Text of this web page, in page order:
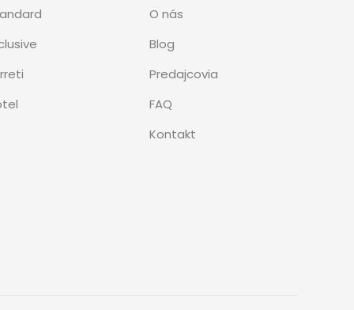
O nás
Blog
Predajcovia
FAQ
Kontakt